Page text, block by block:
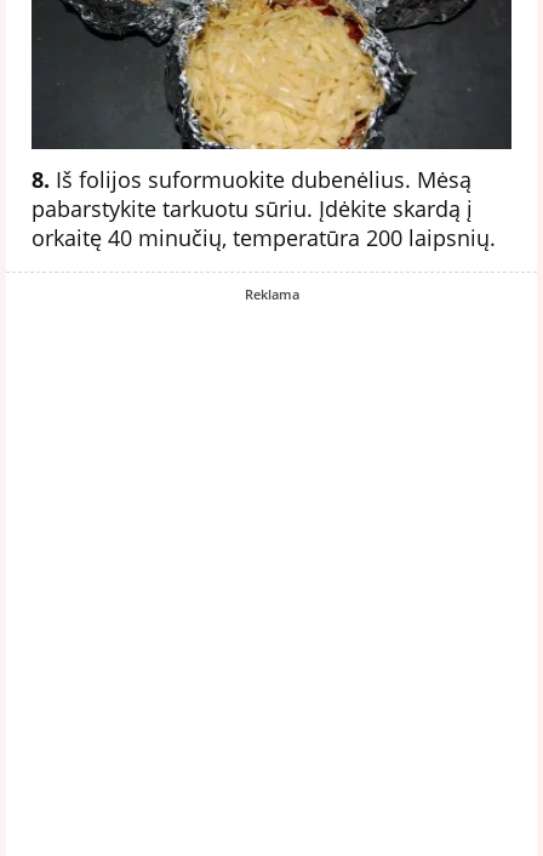
8. Iš folijos suformuokite dubenėlius. Mėsą
pabarstykite tarkuotu sūriu. Įdėkite skardą į
orkaitę 40 minučių, temperatūra 200 laipsnių.
Reklama